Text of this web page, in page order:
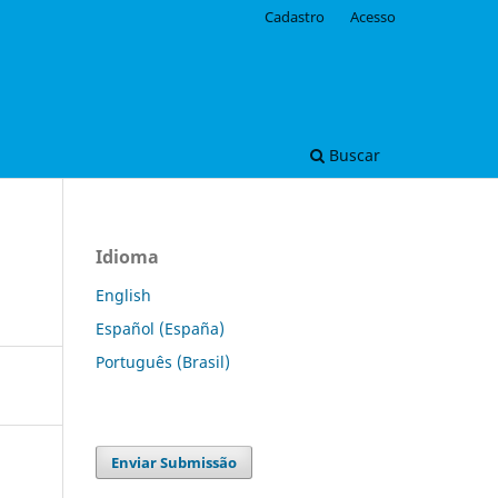
Buscar
Cadastro Acesso
Idioma
English
Español (España)
Português (Brasil)
Enviar Submissão